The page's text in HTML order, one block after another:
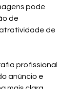
pode
de
de
profissional
anúncio e